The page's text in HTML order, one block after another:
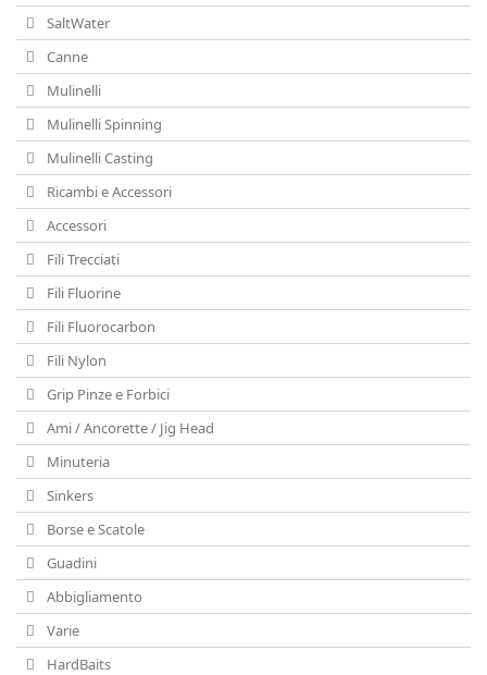
SaltWater
Canne
Mulinelli
Mulinelli Spinning
Mulinelli Casting
Ricambi e Accessori
Accessori
Fili Trecciati
Fili Fluorine
Fili Fluorocarbon
Fili Nylon
Grip Pinze e Forbici
Ami / Ancorette / Jig Head
Minuteria
Sinkers
Borse e Scatole
Guadini
Abbigliamento
Varie
HardBaits